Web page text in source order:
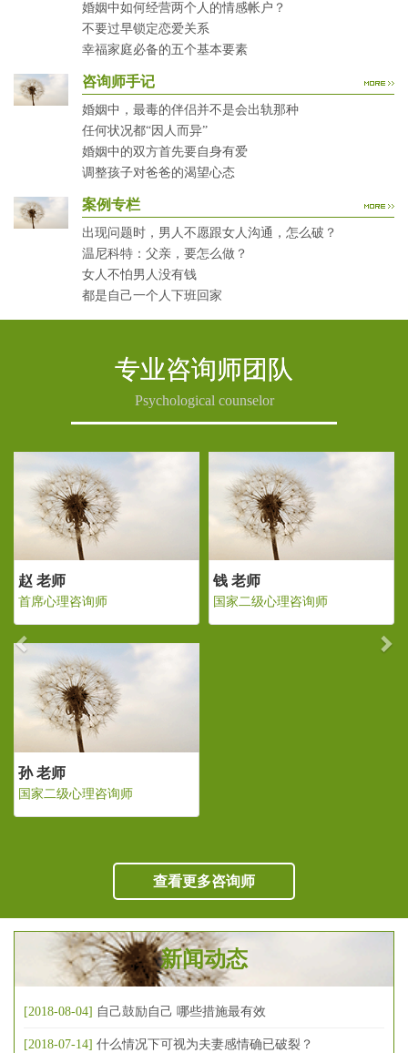
婚姻中如何经营两个人的情感帐户？
不要过早锁定恋爱关系
幸福家庭必备的五个基本要素
咨询师手记
婚姻中，最毒的伴侣并不是会出轨那种
任何状况都“因人而异”
婚姻中的双方首先要自身有爱
调整孩子对爸爸的渴望心态
案例专栏
出现问题时，男人不愿跟女人沟通，怎么破？
温尼科特：父亲，要怎么做？
女人不怕男人没有钱
都是自己一个人下班回家
专业咨询师团队
Psychological counselor
钱 老师
国家二级心理咨询师
赵 老师
首席心理咨询师
Previous
查看更多咨询师
新闻动态
[2018-08-04] 自己鼓励自己 哪些措施最有效
[2018-07-14] 什么情况下可视为夫妻感情确已破裂？